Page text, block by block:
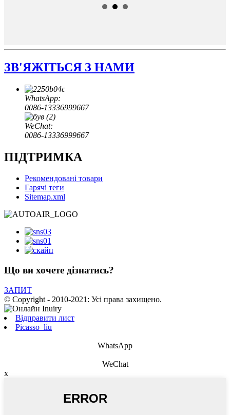
ЗВ'ЯЖІТЬСЯ З НАМИ
WhatsApp:
0086-13336999667
WeChat:
0086-13336999667
ПІДТРИМКА
Рекомендовані товари
Гарячі теги
Sitemap.xml
Що ви хочете дізнатись?
ЗАПИТ
© Copyright - 2010-2021: Усі права захищено.
Відправити лист
Picasso_liu
WhatsApp
WeChat
x